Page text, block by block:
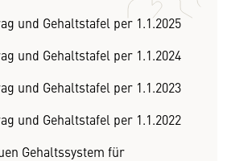
und Gehaltstafel per 1.1.2025
und Gehaltstafel per 1.1.2024
und Gehaltstafel per 1.1.2023
und Gehaltstafel per 1.1.2022
Gehaltssystem für